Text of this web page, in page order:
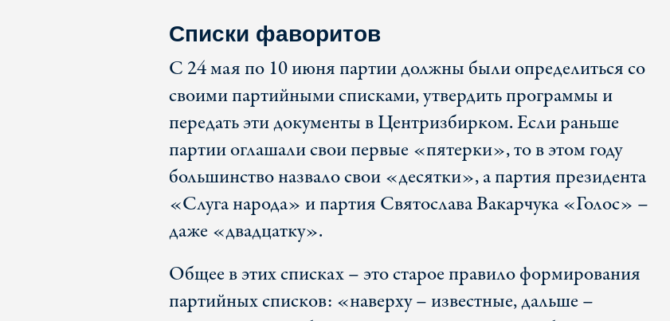
Списки фаворитов
С 24 мая по 10 июня партии должны были определиться со
своими партийными списками, утвердить программы и
передать эти документы в Центризбирком. Если раньше
партии оглашали свои первые «пятерки», то в этом году
большинство назвало свои «десятки», а партия президента
«Слуга народа» и партия Святослава Вакарчука «Голос» –
даже «двадцатку».
Общее в этих списках – это старое правило формирования
партийных списков: «наверху – известные, дальше –